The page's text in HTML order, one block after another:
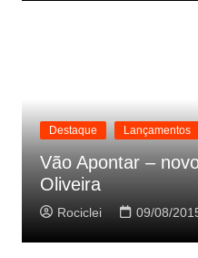
Destaque Lançamentos
Vão Apontar –
Oliveira
Rociclei 09/08/